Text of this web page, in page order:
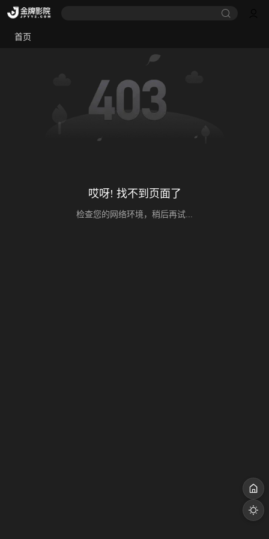
首页
哎呀! 找不到页面了
检查您的网络环境，稍后再试...